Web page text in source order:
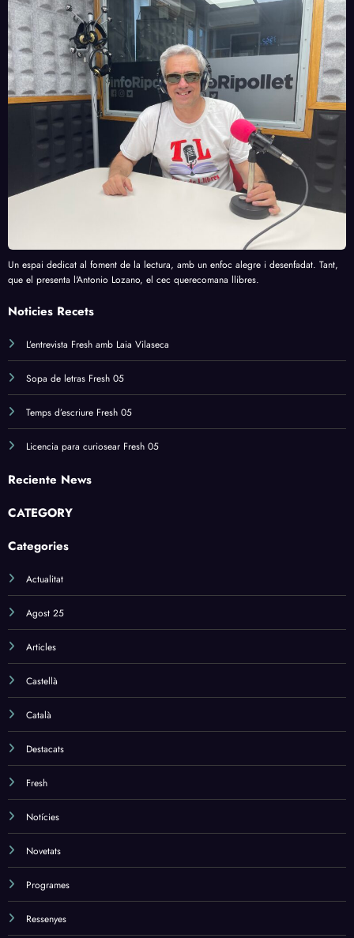
Un espai dedicat al foment de la lectura, amb un enfoc alegre i desenfadat. Tant,
que el presenta l'Antonio Lozano, el cec querecomana llibres.
Noticies Recets
L’entrevista Fresh amb Laia Vilaseca
Sopa de letras Fresh 05
Temps d’escriure Fresh 05
Licencia para curiosear Fresh 05
Reciente News
CATEGORY
Categories
Actualitat
Agost 25
Articles
Castellà
Català
Destacats
Fresh
Notícies
Novetats
Programes
Ressenyes